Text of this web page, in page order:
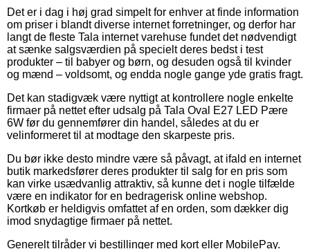
Det er i dag i høj grad simpelt for enhver at finde information
om priser i blandt diverse internet forretninger, og derfor har
langt de fleste Tala internet varehuse fundet det nødvendigt
at sænke salgsværdien på specielt deres bedst i test
produkter – til babyer og børn, og desuden også til kvinder
og mænd – voldsomt, og endda nogle gange yde gratis fragt.
Det kan stadigvæk være nyttigt at kontrollere nogle enkelte
firmaer på nettet efter udsalg på Tala Oval E27 LED Pære
6W før du gennemfører din handel, således at du er
velinformeret til at modtage den skarpeste pris.
Du bør ikke desto mindre være så påvagt, at ifald en internet
butik markedsfører deres produkter til salg for en pris som
kan virke usædvanlig attraktiv, så kunne det i nogle tilfælde
være en indikator for en bedragerisk online webshop.
Kortkøb er heldigvis omfattet af en orden, som dækker dig
imod snydagtige firmaer på nettet.
Generelt tilråder vi bestillinger med kort eller MobilePay.